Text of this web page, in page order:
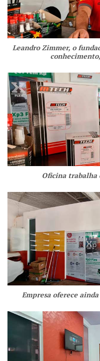
Leandro Zimmer, o
Oficina trabalha
Empresa oferece